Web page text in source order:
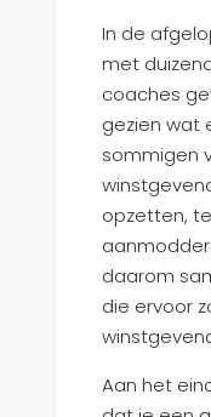
In de
met
coaches
gezien wat
sommigen
opzetten,
daarom
die ervoor
Aan het